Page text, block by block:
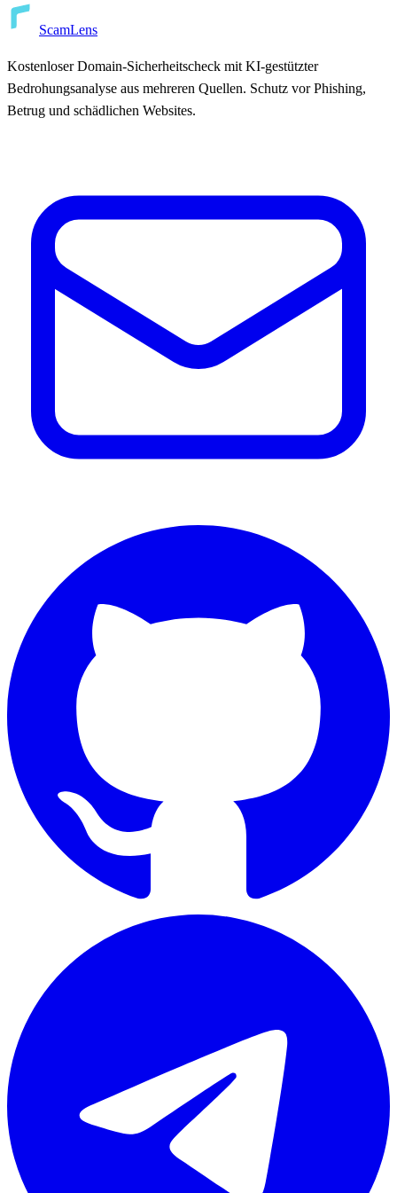
ScamLens
Kostenloser Domain-Sicherheitscheck mit KI-gestützter
Bedrohungsanalyse aus mehreren Quellen. Schutz vor Phishing,
Betrug und schädlichen Websites.